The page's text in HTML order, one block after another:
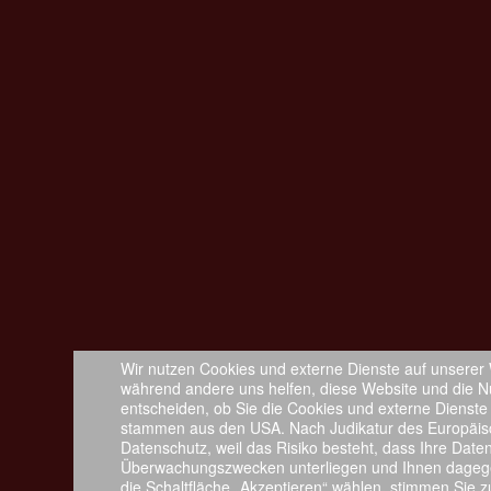
Wir nutzen Cookies und externe Dienste auf
während andere uns helfen, diese Website und die
entscheiden, ob Sie die Cookies und externe
stammen aus den USA. Nach Judikatur des
Datenschutz, weil das Risiko besteht, dass Ihre
Überwachungszwecken unterliegen und Ihnen
die Schaltfläche „Akzeptieren“ wählen, stimmen